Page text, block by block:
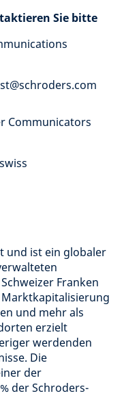
Sie bitte
Communicators
und ist ein globaler
Franken
Marktkapitalisierung
und mehr als
erzielt
werdenden
Die
der
der Schroders-